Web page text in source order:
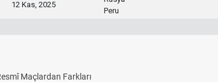
12 Kas, 2025
Peru
Maçlardan Farkları